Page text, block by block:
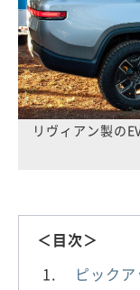
リヴィアン製の
＜目次＞
ピック